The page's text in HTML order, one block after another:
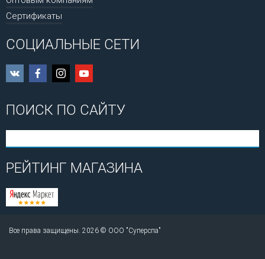
Сертификаты
СОЦИАЛЬНЫЕ СЕТИ
ПОИСК ПО САЙТУ
РЕЙТИНГ МАГАЗИНА
Все права защищены. 2026 © ООО "Суперспа"